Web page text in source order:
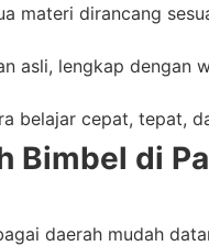
materi dirancang
asli, lengkap
belajar cepat,
Bimbel di
daerah mudah